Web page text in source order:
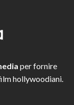
per fornire
hollywoodiani.